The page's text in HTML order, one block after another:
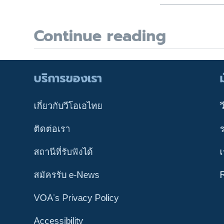
Continue reading
บริการของเรา
เกี่ยวกับวีโอเอไทย
ติดต่อเรา
สถานีที่รับฟังได้
สมัครรับ e-News
VOA's Privacy Policy
Accessibility